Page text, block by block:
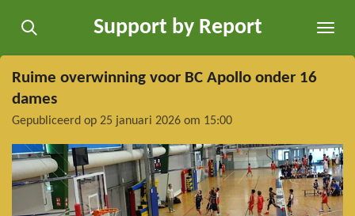
direct
naar
de
hoofdinhoud
Support by Report
Ruime overwinning voor BC Apollo onder 16
dames
Gepubliceerd op 25 januari 2026 om 15:00